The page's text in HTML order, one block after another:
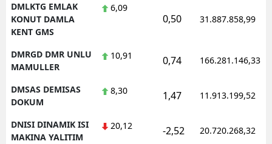
DMLKTG EMLAK
KONUT DAMLA
KENT GMS
6,09
0,50 31.887.858,99
DMRGD DMR UNLU
MAMULLER
10,91 0,74 166.281.146,33
DMSAS DEMISAS
DOKUM
8,30 1,47 11.913.199,52
DNISI DINAMIK ISI
MAKINA YALITIM
20,12 -2,52 20.720.268,32